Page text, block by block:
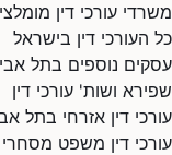
משרדי עורכי דין
כל העורכי דין בישראל
עסקים נוספים בתל
שפירא ושות' עורכי דין
עורכי דין אזרחי בתל
עורכי דין משפט